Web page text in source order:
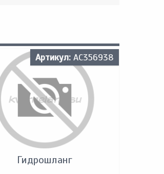
Артикул: AC356938
Гидрошланг